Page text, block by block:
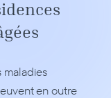
maladies
en outre